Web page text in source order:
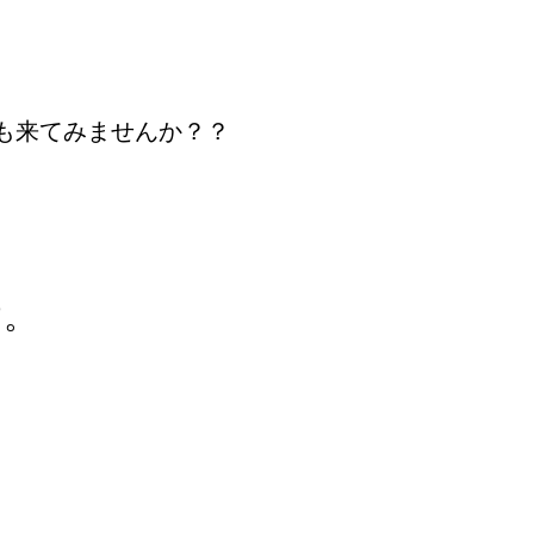
来てみませんか？？